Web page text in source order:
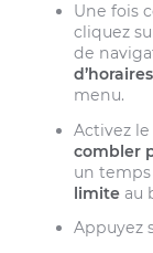
Une fois
cliquez
de
d’horaires
menu.
Activez
combler
un
limite au
Appuyez